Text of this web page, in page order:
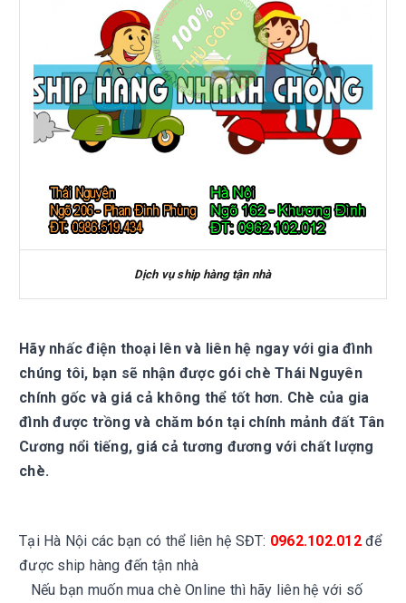
Dịch vụ ship hàng tận nhà
Hãy nhấc điện thoại lên và liên hệ ngay với gia đình
chúng tôi, bạn sẽ nhận được gói chè Thái Nguyên
chính gốc và giá cả không thể tốt hơn. Chè của gia
đình được trồng và chăm bón tại chính mảnh đất Tân
Cương nổi tiếng, giá cả tương đương với chất lượng
chè.
Tại Hà Nội các bạn có thể liên hệ SĐT: 0962.102.012để
được ship hàng đến tận nhà
Nếu bạn muốn mua chè Online thì hãy liên hệ với số